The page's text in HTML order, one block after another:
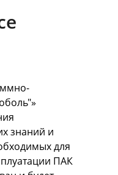
знаний и
для
ПАК